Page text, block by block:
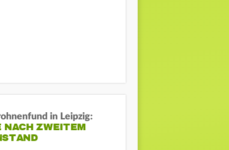
in Leipzig:
NACH ZWEITEM